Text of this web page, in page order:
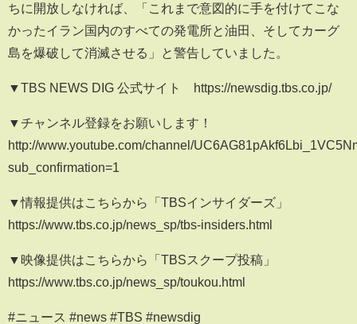
ちに開放しなければ、「これまで意図的に手を付けてこな
かったイラン国内のすべての発電所と油田、そしてカーグ
島を爆破して消滅させる」と警告していました。
▼TBS NEWS DIG 公式サイト https://newsdig.tbs.co.jp/
▼チャンネル登録をお願いします！
http://www.youtube.com/channel/
sub_confirmation=1
▼情報提供はこちらから「TBSインサイダーズ」
https://www.tbs.co.jp/news_sp/tbs-insiders.html
▼映像提供はこちらから「TBSスクープ投稿」
https://www.tbs.co.jp/news_sp/toukou.html
#ニュース #news #TBS #newsdig